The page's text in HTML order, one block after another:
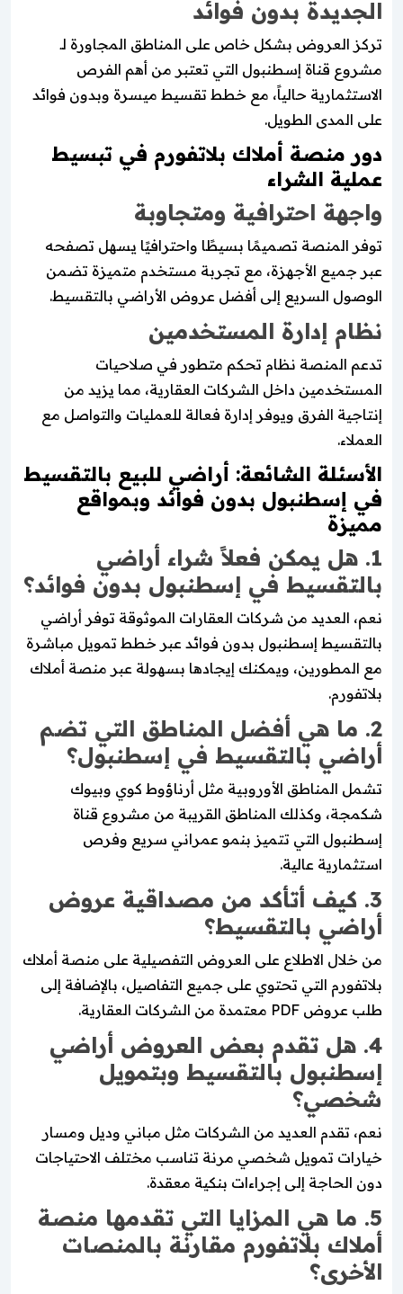
الجديدة بدون فوائد
تركز العروض بشكل خاص على المناطق المجاورة لـ
مشروع قناة إسطنبول التي تعتبر من أهم الفرص
الاستثمارية حالياً، مع خطط تقسيط ميسرة وبدون فوائد
على المدى الطويل.
دور منصة أملاك بلاتفورم في تبسيط
عملية الشراء
واجهة احترافية ومتجاوبة
توفر المنصة تصميمًا بسيطًا واحترافيًا يسهل تصفحه
عبر جميع الأجهزة، مع تجربة مستخدم متميزة تضمن
الوصول السريع إلى أفضل عروض الأراضي بالتقسيط.
نظام إدارة المستخدمين
تدعم المنصة نظام تحكم متطور في صلاحيات
المستخدمين داخل الشركات العقارية، مما يزيد من
إنتاجية الفرق ويوفر إدارة فعالة للعمليات والتواصل مع
العملاء.
الأسئلة الشائعة: أراضي للبيع بالتقسيط
في إسطنبول بدون فوائد وبمواقع
مميزة
1. هل يمكن فعلاً شراء أراضي
بالتقسيط في إسطنبول بدون فوائد؟
نعم، العديد من شركات العقارات الموثوقة توفر أراضي
بالتقسيط إسطنبول بدون فوائد عبر خطط تمويل مباشرة
مع المطورين، ويمكنك إيجادها بسهولة عبر منصة أملاك
بلاتفورم.
2. ما هي أفضل المناطق التي تضم
أراضي بالتقسيط في إسطنبول؟
تشمل المناطق الأوروبية مثل أرناؤوط كوي وبيوك
شكمجة، وكذلك المناطق القريبة من مشروع قناة
إسطنبول التي تتميز بنمو عمراني سريع وفرص
استثمارية عالية.
3. كيف أتأكد من مصداقية عروض
أراضي بالتقسيط؟
من خلال الاطلاع على العروض التفصيلية على منصة أملاك
بلاتفورم التي تحتوي على جميع التفاصيل، بالإضافة إلى
طلب عروض PDF معتمدة من الشركات العقارية.
4. هل تقدم بعض العروض أراضي
إسطنبول بالتقسيط وبتمويل
شخصي؟
نعم، تقدم العديد من الشركات مثل مباني وديل ومسار
خيارات تمويل شخصي مرنة تناسب مختلف الاحتياجات
دون الحاجة إلى إجراءات بنكية معقدة.
5. ما هي المزايا التي تقدمها منصة
أملاك بلاتفورم مقارنة بالمنصات
الأخرى؟